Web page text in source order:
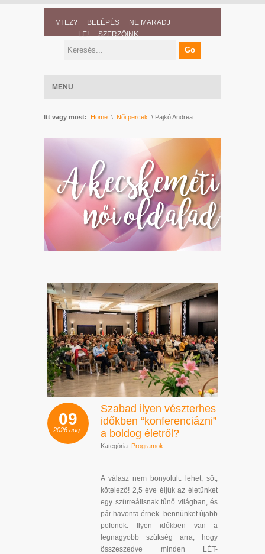
MI EZ? BELÉPÉS
NE MARADJ
LE!
SZERZŐINK
MENU
Itt vagy most: Home \ Női percek \ Pajkó Andrea
09
2026 aug.
Szabad ilyen vészterhes
időkben “konferenciázni”
a boldog életről?
Kategória: Programok
A válasz nem bonyolult: lehet, sőt,
kötelező! 2,5 éve éljük az életünket
egy szürreálisnak tűnő világban, és
pár havonta érnek bennünket újabb
pofonok. Ilyen időkben van a
legnagyobb szükség arra, hogy
összeszedve minden LÉT-